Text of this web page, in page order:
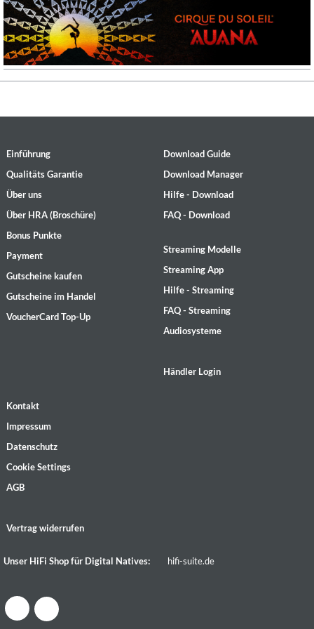
Einführung
Qualitäts Garantie
Über uns
Über HRA (Broschüre)
Bonus Punkte
Payment
Gutscheine kaufen
Gutscheine im Handel
VoucherCard Top-Up
Download Guide
Download Manager
Hilfe - Download
FAQ - Download
Streaming Modelle
Streaming App
Hilfe - Streaming
FAQ - Streaming
Audiosysteme
Händler Login
Kontakt
Impressum
Datenschutz
Cookie Settings
AGB
Vertrag widerrufen
Unser HiFi Shop für Digital Natives: hifi-suite.de